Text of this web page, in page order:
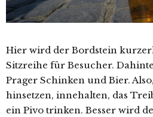
Hier wird der Bordstein
Sitzreihe für Besucher.
Prager Schinken und Bier.
hinsetzen, innehalten, das
ein Pivo trinken. Besser wird